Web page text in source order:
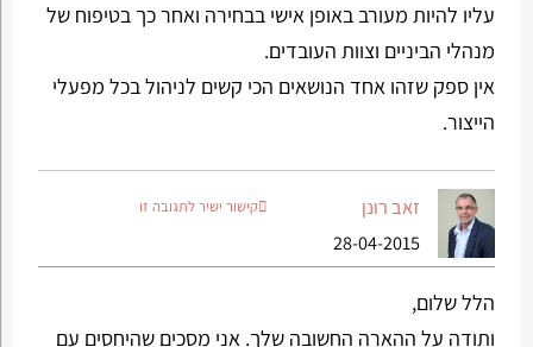
עליו להיות מעורב באופן אישי בבחירה ואחר כך בטיפוח של
מנהלי הביניים וצוות העובדים.
אין ספק שזהו אחד הנושאים הכי קשים לניהול בכל מפעלי
הייצור.
זאב רונן
28-04-2015
קישור ישיר לתגובה זו
הלל שלום,
ותודה על ההארה החשובה שלך. אני מסכים שהיחסים עם